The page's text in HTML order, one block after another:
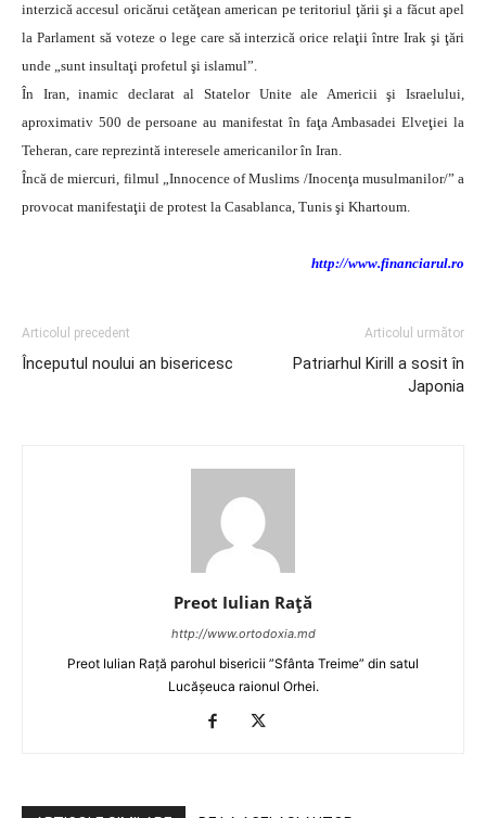
interzică accesul oricărui cetăţean american pe teritoriul ţării şi a făcut apel
la Parlament să voteze o lege care să interzică orice relaţii între Irak şi ţări
unde „sunt insultaţi profetul şi islamul”.
În Iran, inamic declarat al Statelor Unite ale Americii şi Israelului,
aproximativ 500 de persoane au manifestat în faţa Ambasadei Elveţiei la
Teheran, care reprezintă interesele americanilor în Iran.
Încă de miercuri, filmul „Innocence of Muslims /Inocenţa musulmanilor/” a
provocat manifestaţii de protest la Casablanca, Tunis şi Khartoum.
http://www.financiarul.ro
Articolul precedent
Începutul noului an bisericesc
Articolul următor
Patriarhul Kirill a sosit în
Japonia
Preot Iulian Raţă
http://www.ortodoxia.md
Preot Iulian Rață parohul bisericii ”Sfânta Treime” din satul
Lucășeuca raionul Orhei.